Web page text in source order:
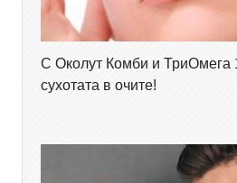
С Околут Комби и ТриОмега
сухотата в очите!